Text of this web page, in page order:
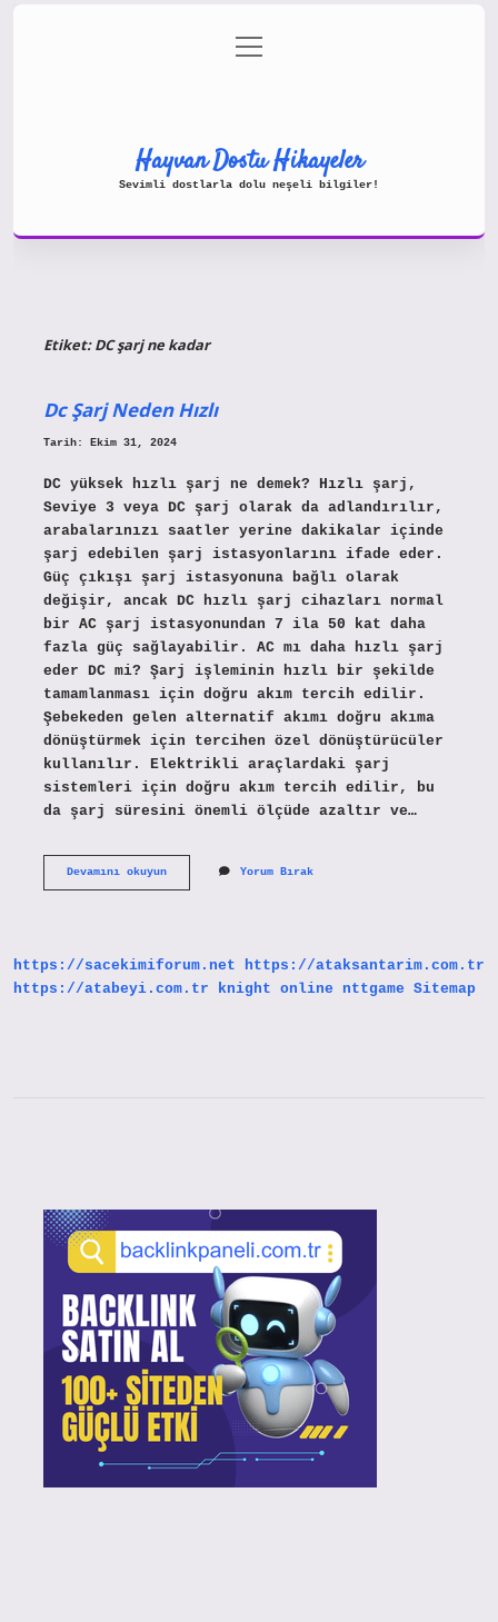
Gizlilik Politikası
menüyü
aç
Hayvan Dostu Hikayeler
Sevimli dostlarla dolu neşeli bilgiler!
Etiket:DC şarj ne kadar
Dc Şarj Neden Hızlı
Tarih: Ekim 31, 2024
DC yüksek hızlı şarj ne demek? Hızlı şarj,
Seviye 3 veya DC şarj olarak da adlandırılır,
arabalarınızı saatler yerine dakikalar içinde
şarj edebilen şarj istasyonlarını ifade eder.
Güç çıkışı şarj istasyonuna bağlı olarak
değişir, ancak DC hızlı şarj cihazları normal
bir AC şarj istasyonundan 7 ila 50 kat daha
fazla güç sağlayabilir. AC mı daha hızlı şarj
eder DC mi? Şarj işleminin hızlı bir şekilde
tamamlanması için doğru akım tercih edilir.
Şebekeden gelen alternatif akımı doğru akıma
dönüştürmek için tercihen özel dönüştürücüler
kullanılır. Elektrikli araçlardaki şarj
sistemleri için doğru akım tercih edilir, bu
da şarj süresini önemli ölçüde azaltır ve…
Devamını okuyunDc
Yorum Bırak
https://sacekimiforum.net
https://ataksantarim.com.tr
https://atabeyi.com.tr
knight online nttgame Sitemap